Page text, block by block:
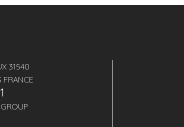
31540
FRANCE